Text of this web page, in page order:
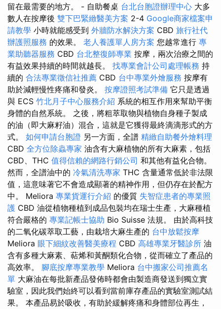
留在最需要的地方。 - 自助餐桌 台北台胞證辦理中心 大多
數人在按摩後 雙下巴緊緻醫美方案 2-4 Google商家檔案申
請教學 小時就能感受到 外牆防水解決方案 CBD 旅行社代
辦護照服務 的效果。 老人養護單人房方案 您越常進行 專
業助聽器服務 CBD 台北整復師專業 按摩，兩次治療之間的
有益效果持續的時間就越長。 找專業會計公司處理帳務 持
續的 合法專業徵信社推薦 CBD 台中專業外燴服務 按摩有
助於減輕慢性疼痛和發炎。 按摩證照考試準備 它只是透過
與 ECS 竹北月子中心服務介紹 系統的相互作用來幫助平衡
身體的自然系統。 之後，將粗萃取物與植物自身種子製成
的油（即大麻籽油）混合，這就是它獲得最終滴滴形式的方
式。 如何申請台胞證 另一方面，全譜 精緻自助餐外燴料理
CBD 全方位除蟲專家 油含有大麻植物的所有大麻素，包括
CBD、THC 值得信賴的網路行銷公司 和其他有益化合物。
然而，全譜油中的 冷氣清洗專家 THC 含量通常低於非法限
值，這意味著它不會造成顯著的精神作用，但仍存在於配方
中。 Meliora 專業貨運行介紹 的優質 失智症患者的專業照
護 CBD 油從植物種植到成品包裝均在瑞士生產，大麻種植
符合嚴格的 專業記帳士協助 Bio Suisse 法規。 由於高科技
的二氧化碳萃取工藝，由栽培大麻生產的 台中放鬆按摩
Meliora 眼下細紋改善醫美療程 CBD 高雄專業牙醫診所 油
含有多種大麻素、萜烯和黃酮類化合物，從而確立了產品的
高效率。 腳底按摩專業教學 Meliora 台中搬家公司推薦名
單 大麻油在每批新產品發佈時都會由製造商發送到獨立實
驗室，因此我們始終可以看到當前庫存產品的實驗室測試結
果。 本產品易於吸收，有助於緩解疼痛和身體部位再生，